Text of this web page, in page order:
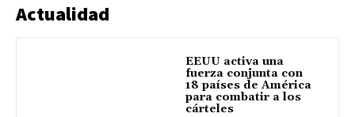
Actualidad
EEUU activa una
fuerza conjunta con
18 países de América
para combatir a los
cárteles